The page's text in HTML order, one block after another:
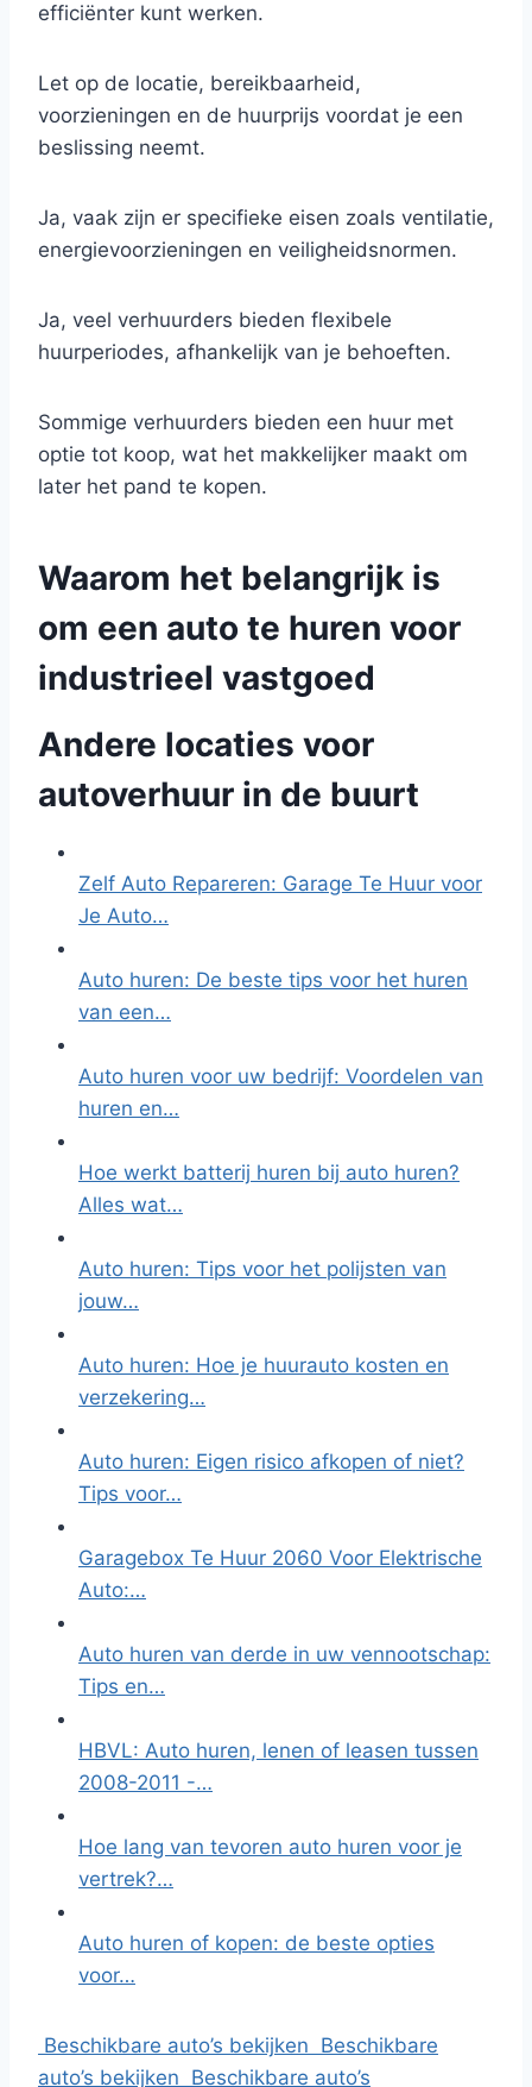
efficiënter kunt werken.
Let op de locatie, bereikbaarheid,
voorzieningen en de huurprijs voordat je een
beslissing neemt.
Ja, vaak zijn er specifieke eisen zoals ventilatie,
energievoorzieningen en veiligheidsnormen.
Ja, veel verhuurders bieden flexibele
huurperiodes, afhankelijk van je behoeften.
Sommige verhuurders bieden een huur met
optie tot koop, wat het makkelijker maakt om
later het pand te kopen.
Waarom het belangrijk is
om een auto te huren voor
industrieel vastgoed
Andere locaties voor
autoverhuur in de buurt
Zelf Auto Repareren: Garage Te Huur voor
Je Auto…
Auto huren: De beste tips voor het huren
van een…
Auto huren voor uw bedrijf: Voordelen van
huren en…
Hoe werkt batterij huren bij auto huren?
Alles wat…
Auto huren: Tips voor het polijsten van
jouw…
Auto huren: Hoe je huurauto kosten en
verzekering…
Auto huren: Eigen risico afkopen of niet?
Tips voor…
Garagebox Te Huur 2060 Voor Elektrische
Auto:…
Auto huren van derde in uw vennootschap:
Tips en…
HBVL: Auto huren, lenen of leasen tussen
2008-2011 -…
Hoe lang van tevoren auto huren voor je
vertrek?…
Auto huren of kopen: de beste opties
voor…
Beschikbare auto’s bekijken Beschikbare
auto’s bekijken Beschikbare auto’s